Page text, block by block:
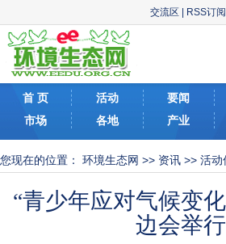
交流区 RSS订阅
首 页 活动 要闻
市场
各地 产业
您现在的位置： 环境生态网 >> 资讯 >> 活动
“青少年应对气候变
边会举行